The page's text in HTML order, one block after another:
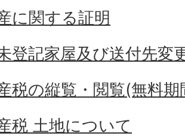
に関する証明
登記家屋及び送付先変
税の縦覧・閲覧(無料期
税 土地について